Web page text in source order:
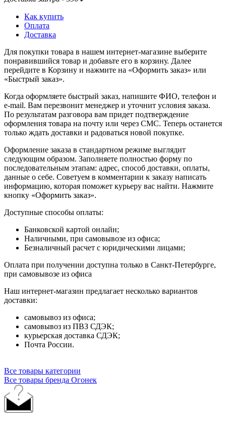
Как купить
Оплата
Доставка
Для покупки товара в нашем интернет-магазине выберите
понравившийся товар и добавьте его в корзину. Далее
перейдите в Корзину и нажмите на «Оформить заказ» или
«Быстрый заказ».
Когда оформляете быстрый заказ, напишите ФИО, телефон и
e-mail. Вам перезвонит менеджер и уточнит условия заказа.
По результатам разговора вам придет подтверждение
оформления товара на почту или через СМС. Теперь останется
только ждать доставки и радоваться новой покупке.
Оформление заказа в стандартном режиме выглядит
следующим образом. Заполняете полностью форму по
последовательным этапам: адрес, способ доставки, оплаты,
данные о себе. Советуем в комментарии к заказу написать
информацию, которая поможет курьеру вас найти. Нажмите
кнопку «Оформить заказ».
Доступные способы оплаты:
Банковской картой онлайн;
Наличными, при самовывозе из офиса;
Безналичный расчет с юридическими лицами;
Оплата при получении доступна только в Санкт-Петербурге,
при самовывозе из офиса
Наш интернет-магазин предлагает несколько вариантов
доставки:
самовывоз из офиса;
самовывоз из ПВЗ СДЭК;
курьерская доставка СДЭК;
Почта России.
Все товары категории
Все товары бренда Огонек